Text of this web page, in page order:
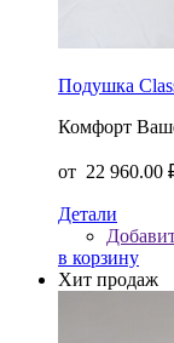
Подушка
Комфорт
от 22 960.00
Детали
в корзину
Хит продаж